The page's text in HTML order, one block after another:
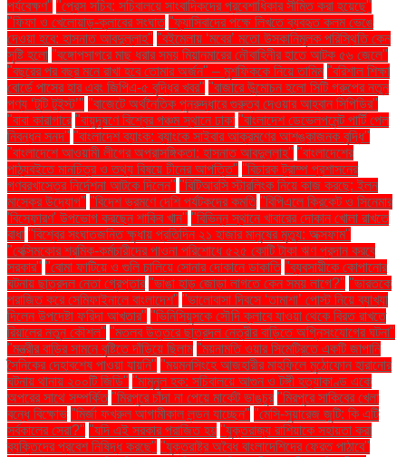
পর্যবেক্ষণ" "প্রেস সচিব: সচিবালয়ে সাংবাদিকদের প্রবেশাধিকার সীমিত করা হয়েছে"
"ফিফা ও খেলোয়াড়-ক্লাবের সংঘাত "ফ্যাসিবাদের পক্ষে লিখতে ব্যবহৃত কলম ভেঙে
দেওয়া হবে: হাসনাত আবদুল্লাহ" "বইমেলায় ‘মবের’ মতো উসকানিমূলক পরিস্থিতি কেন
সৃষ্টি হলো "বঙ্গোপসাগরে মাছ ধরার সময় মিয়ানমারের নৌবাহিনীর হাতে আটক ৫৬ জেলে"
"বছরের পর বছর মনে রাখা হবে তোমার অর্জন" – মুশফিককে নিয়ে তামিম "বরিশাল শিক্ষা
বোর্ডে পাসের হার এবং জিপিএ-৫ বৃদ্ধির খবর" "বাজারে উন্মোচন হলো সিটি গ্রুপের নতুন
পণ্য ‘টুটি টুইস্ট’" "বাজেটে অর্থনৈতিক পুনরুদ্ধারে গুরুত্ব দেওয়ার আহ্বান সিপিডির"
"বাবা কারাগারে "বায়ুদূষণে বিশ্বের পঞ্চম স্থানে ঢাকা "বাংলাদেশ ডেভেলপমেন্ট পার্টি পেল
নিবন্ধন সনদ" "বাংলাদেশ ব্যাংক: ব্যাংকে সাইবার আক্রমণের আশঙ্কাজনক বৃদ্ধি"
"বাংলাদেশে আওয়ামী লীগের অপ্রাসঙ্গিকতা: হাসনাত আবদুল্লাহ" "বাংলাদেশের
পাঠ্যবইতে মানচিত্র ও তথ্য বিষয়ে চীনের আপত্তি" "বিচারক ট্রাম্প প্রশাসনের
গণবরখাস্তের নির্দেশনা আটকে দিলেন" "বিটিআরসি স্টারলিংক নিয়ে কাজ করছে: ইলন
মাস্কের উদ্যোগ" "বিদেশ ভ্রমণে দেশি পর্যটকদের কমতি "বিপিএলে ক্রিকেট ও সিনেমার
'বিস্ফোরণ' উপভোগ করছেন শাকিব খান" "বিভিন্ন স্থানে খাবারের দোকান খোলা রাখতে
বাধা "বিশ্বের সংঘাতজনিত ক্ষুধায় প্রতিদিন ২১ হাজার মানুষের মৃত্যু: অক্সফাম"
"বেক্সিমকোর শ্রমিক-কর্মচারীদের পাওনা পরিশোধে ৫২৫ কোটি টাকা ঋণ প্রদান করবে
সরকার" "বোমা ফাটিয়ে ও গুলি চালিয়ে সোনার দোকানে ডাকাতি "ব্যবসায়ীকে কোপানোর
ঘটনায় ছাত্রদল নেতা গ্রেপ্তার "ভাঙা হাড় জোড়া লাগতে কেন সময় লাগে?" "ভারতকে
পরাজিত করে সেমিফাইনালে বাংলাদেশ" "ভালোবাসা দিবসে ‘তামাশা’ পোস্ট নিয়ে ব্যাখ্যা
দিলেন উপদেষ্টা ফরিদা আখতার" "ভিনিসিয়ুসকে সৌদি ক্লাবে যাওয়া থেকে বিরত রাখতে
রিয়ালের নতুন কৌশল" "মতলব উত্তরে ছাত্রদল নেত্রীর বাড়িতে অগ্নিসংযোগের ঘটনা"
"মন্ত্রীর বাড়ির সামনে বৃষ্টিতে দাঁড়িয়ে ছিলাম "ময়নামতি ওয়ার সিমেট্রিতে একটি জাপানি
সৈনিকের দেহাবশেষ পাওয়া যায়নি" "ময়মনসিংহে আজহারীর মাহফিলে মুঠোফোন হারানোর
ঘটনায় থানায় ২০০টি জিডি" "মামুনুল হক: সচিবালয়ে আগুন ও টঙ্গী হত্যাকাণ্ড একে
অপরের সাথে সম্পর্কিত "মিরপুরে চাঁদা না পেয়ে মার্কেট ভাঙচুর "মিরপুরে সাকিবের খেলা
বন্ধে বিক্ষোভ "মির্জা ফখরুল আগামীকাল লন্ডন যাচ্ছেন" "মেসি-সুয়ারেজ জুটি: কি এটি
সর্বকালের সেরা?" "যদি এই সরকার পরাজিত হয় "যুক্তরাজ্য রাশিয়াকে সহায়তা করা
ব্যক্তিদের প্রবেশ নিষিদ্ধ করছে" "যুক্তরাষ্ট্র অবৈধ বাংলাদেশিদের ফেরত পাঠাবে"